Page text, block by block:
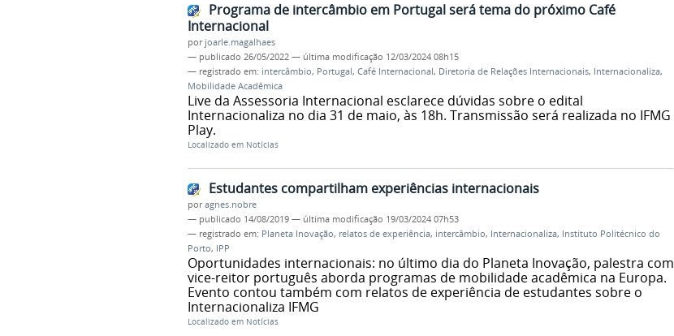
Programa de intercâmbio em Portugal será tema do próximo Café
Internacional
por joarle.magalhaes
— publicado 26/05/2022 — última modificação 12/03/2024 08h15
— registrado em: intercâmbio, Portugal, Café Internacional, Diretoria de Relações Internacionais, Internacionaliza,
Mobilidade Acadêmica
Live da Assessoria Internacional esclarece dúvidas sobre o edital
Internacionaliza no dia 31 de maio, às 18h. Transmissão será realizada no IFMG
Play.
Localizado em Notícias
Estudantes compartilham experiências internacionais
poragnes.nobre
— publicado 14/08/2019 — última modificação 19/03/2024 07h53
— registrado em: Planeta Inovação, relatos de experiência, intercâmbio, Internacionaliza, Instituto Politécnico do
Porto, IPP
Oportunidades internacionais: no último dia do Planeta Inovação, palestra com
vice-reitor português aborda programas de mobilidade acadêmica na Europa.
Evento contou também com relatos de experiência de estudantes sobre o
Internacionaliza IFMG
Localizado em Notícias